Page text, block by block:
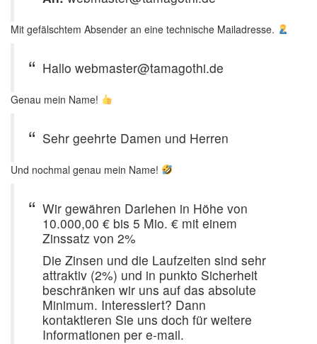
Mit gefälschtem Absender an eine technische Mailadresse.
Hallo webmaster@tamagothi.de
Genau mein Name!
Sehr geehrte Damen und Herren
Und nochmal genau mein Name!
Wir gewähren Darlehen in Höhe von
10.000,00 € bis 5 Mio. € mit einem
Zinssatz von 2%
Die Zinsen und die Laufzeiten sind sehr
attraktiv (2%) und in punkto Sicherheit
beschränken wir uns auf das absolute
Minimum. Interessiert? Dann
kontaktieren Sie uns doch für weitere
Informationen per e-mail.